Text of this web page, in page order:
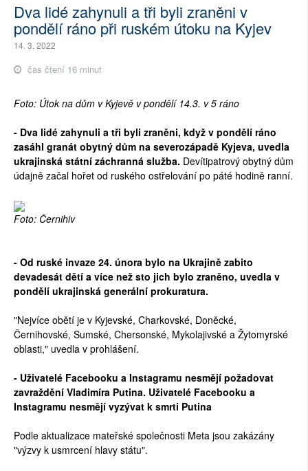
Dva lidé zahynuli a tři byli zraněni v
pondělí ráno při ruském útoku na Kyjev
14. 3. 2022
čas čtení 16 minut
Foto: Útok na dům v Kyjevě v pondělí 14.3. v 5 ráno
- Dva lidé zahynuli a tři byli zraněni, když v pondělí ráno
zasáhl granát obytný dům na severozápadě Kyjeva, uvedla
ukrajinská státní záchranná služba. Devítipatrový obytný dům
údajně začal hořet od ruského ostřelování po páté hodině ranní.
Foto: Černihiv
- Od ruské invaze 24. února bylo na Ukrajině zabito
devadesát dětí a více než sto jich bylo zraněno, uvedla v
pondělí ukrajinská generální prokuratura.
"Nejvíce obětí je v Kyjevské, Charkovské, Doněcké,
Černihovské, Sumské, Chersonské, Mykolajivské a Žytomyrské
oblasti," uvedla v prohlášení.
- Uživatelé Facebooku a Instagramu nesmějí požadovat
zavraždění Vladimíra Putina. Uživatelé Facebooku a
Instagramu nesmějí vyzývat k smrti Putina
Podle aktualizace mateřské společnosti Meta jsou zakázány
"výzvy k usmrcení hlavy státu".